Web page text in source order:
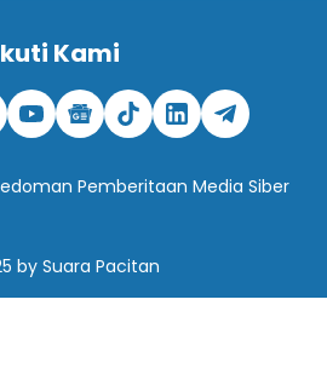
Kami
Pemberitaan Media Siber
by Suara Pacitan